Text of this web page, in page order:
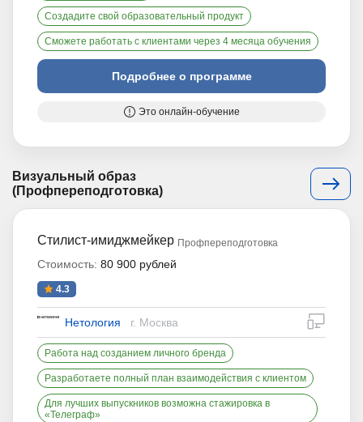
Создадите свой образовательный продукт
Сможете работать с клиентами через 4 месяца обучения
Подробнее о программе
Это онлайн-обучение
Визуальный образ
(Профпереподготовка)
Стилист-имиджмейкер Профпереподготовка
Стоимость: 80 900 рублей
4.3
Нетология г. Москва
Работа над созданием личного бренда
Разработаете полный план взаимодействия с клиентом
Для лучших выпускников возможна стажировка в
«Телеграф»